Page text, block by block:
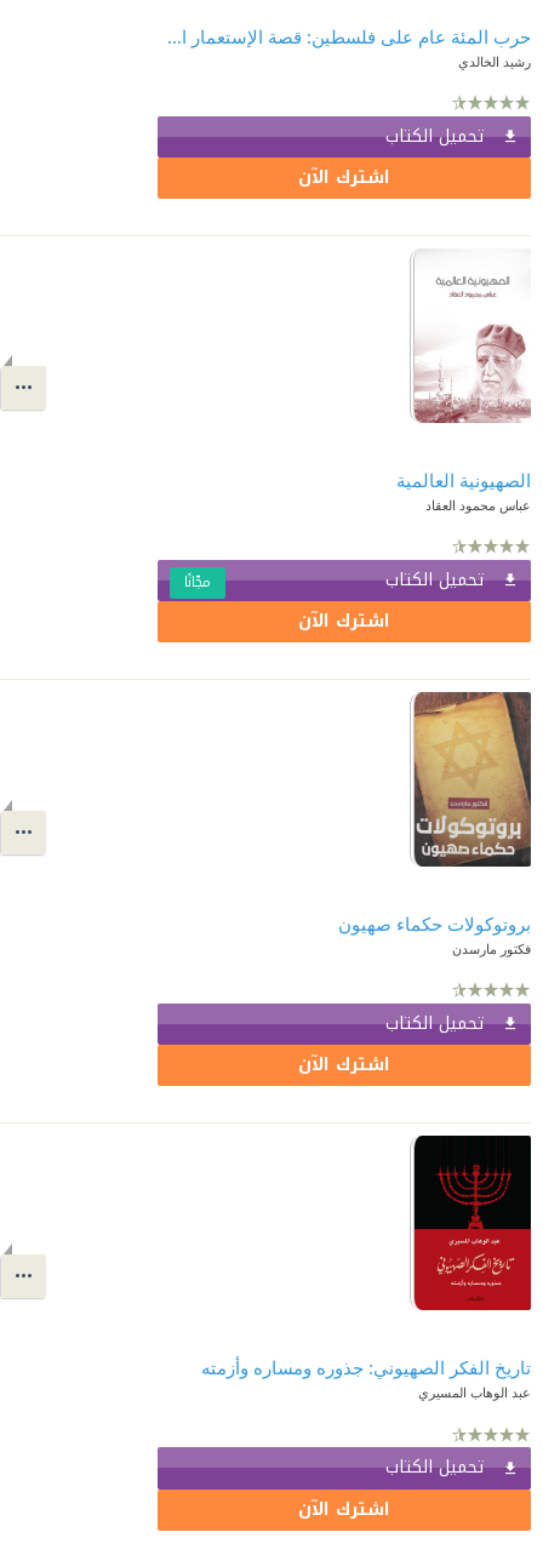
حرب المئة عام على فلسطين: قصة الإستعمار الإستيطاني والمقاومة 1917 - 2017
رشيد الخالدي
تحميل الكتاب
اشترك الآن
الصهيونية العالمية
عباس محمود العقاد
تحميل الكتاب مجّانًا
اشترك الآن
بروتوكولات حكماء صهيون
فكتور مارسدن
تحميل الكتاب
اشترك الآن
تاريخ الفكر الصهيوني: جذوره ومساره وأزمته
عبد الوهاب المسيري
تحميل الكتاب
اشترك الآن